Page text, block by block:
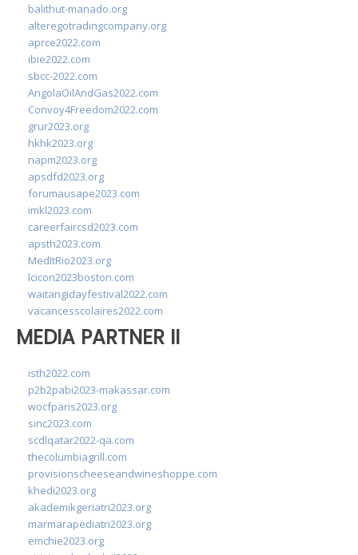
balithut-manado.org
alteregotradingcompany.org
aprce2022.com
ibie2022.com
sbcc-2022.com
AngolaOilAndGas2022.com
Convoy4Freedom2022.com
grur2023.org
hkhk2023.org
napm2023.org
apsdfd2023.org
forumausape2023.com
imkl2023.com
careerfaircsd2023.com
apsth2023.com
MedItRio2023.org
lcicon2023boston.com
waitangidayfestival2022.com
vacancesscolaires2022.com
MEDIA PARTNER II
isth2022.com
p2b2pabi2023-makassar.com
wocfparis2023.org
sinc2023.com
scdlqatar2022-qa.com
thecolumbiagrill.com
provisionscheeseandwineshoppe.com
khedi2023.org
akademikgeriatri2023.org
marmarapediatri2023.org
emchie2023.org